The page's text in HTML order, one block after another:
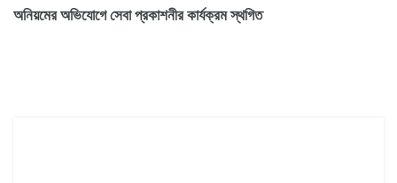
অনিয়মের অভিযোগে সেবা প্রকাশনীর কার্যক্রম স্থগিত